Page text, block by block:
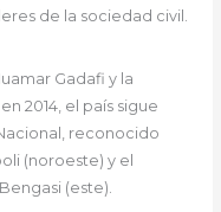
de la sociedad civil.
Gadafi y la
2014, el país sigue
reconocido
(noroeste) y el
(este).